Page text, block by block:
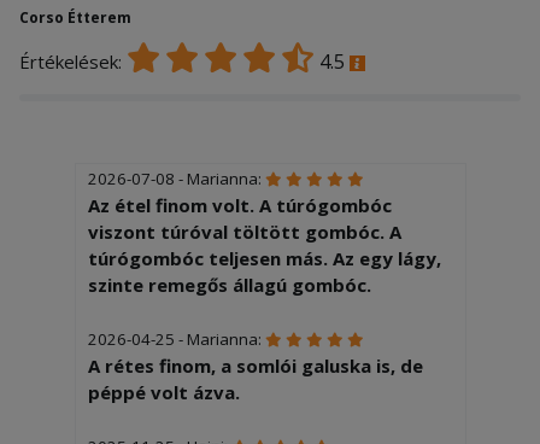
Corso Étterem
Értékelések: 4.5
2026-07-08 - Marianna:
Az étel finom volt. A túrógombóc
viszont túróval töltött gombóc. A
túrógombóc teljesen más. Az egy lágy,
szinte remegős állagú gombóc.
2026-04-25 - Marianna:
A rétes finom, a somlói galuska is, de
péppé volt ázva.